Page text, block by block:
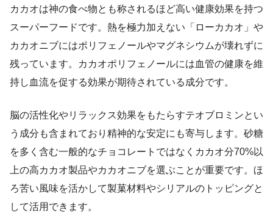
カカオは神の食べ物とも称されるほど高い健康効果を持つ
スーパーフードです。熱を極力加えない「ローカカオ」や
カカオニブにはポリフェノールやマグネシウムが壊れずに
残っています。カカオポリフェノールには血管の健康を維
持し血流を促する効果が期待されている成分です。
脳の活性化やリラックス効果をもたらすテオブロミンとい
う成分も含まれており精神的な安定にも寄与します。砂糖
を多く含む一般的なチョコレートではなくカカオ分70%以
上の高カカオ製品やカカオニブを選ぶことが重要です。ほ
ろ苦い風味を活かして製菓材料やシリアルのトッピングと
して活用できます。